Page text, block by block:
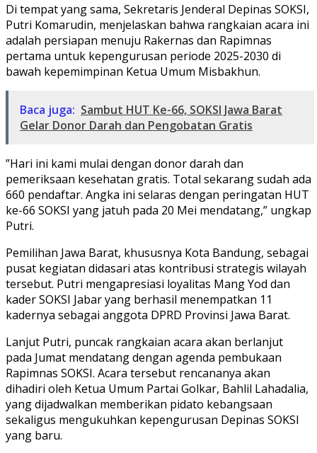
Di tempat yang sama, ​Sekretaris Jenderal Depinas SOKSI,
Putri Komarudin, menjelaskan bahwa rangkaian acara ini
adalah persiapan menuju Rakernas dan Rapimnas
pertama untuk kepengurusan periode 2025-2030 di
bawah kepemimpinan Ketua Umum Misbakhun.
Baca juga: Sambut HUT Ke-66, SOKSI Jawa Barat
Gelar Donor Darah dan Pengobatan Gratis
​”Hari ini kami mulai dengan donor darah dan
pemeriksaan kesehatan gratis. Total sekarang sudah ada
660 pendaftar. Angka ini selaras dengan peringatan HUT
ke-66 SOKSI yang jatuh pada 20 Mei mendatang,” ungkap
Putri.
​Pemilihan Jawa Barat, khususnya Kota Bandung, sebagai
pusat kegiatan didasari atas kontribusi strategis wilayah
tersebut. Putri mengapresiasi loyalitas Mang Yod dan
kader SOKSI Jabar yang berhasil menempatkan 11
kadernya sebagai anggota DPRD Provinsi Jawa Barat.
​Lanjut Putri, puncak rangkaian acara akan berlanjut
pada Jumat mendatang dengan agenda pembukaan
Rapimnas SOKSI. Acara tersebut rencananya akan
dihadiri oleh Ketua Umum Partai Golkar, Bahlil Lahadalia,
yang dijadwalkan memberikan pidato kebangsaan
sekaligus mengukuhkan kepengurusan Depinas SOKSI
yang baru.